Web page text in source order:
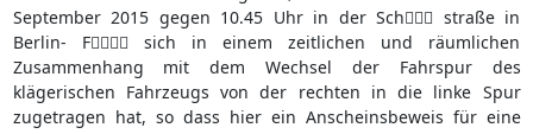
September 2015 gegen 10.45 Uhr in der Sch straße in
Berlin- F sich in einem zeitlichen und räumlichen
Zusammenhang mit dem Wechsel der Fahrspur des
klägerischen Fahrzeugs von der rechten in die linke Spur
zugetragen hat, so dass hier ein Anscheinsbeweis für eine